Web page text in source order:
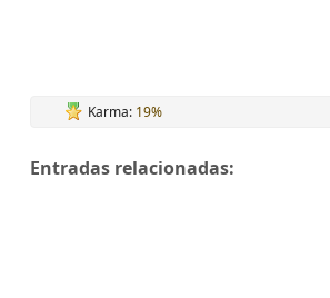
Karma: 19%
Entradas relacionadas: